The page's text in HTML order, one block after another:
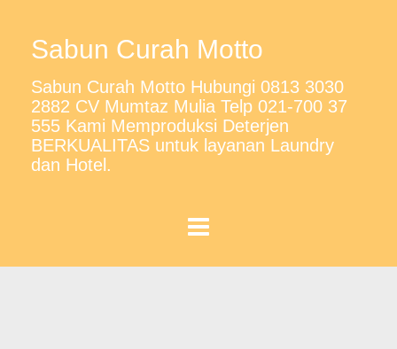
Sabun Curah Motto
Sabun Curah Motto Hubungi 0813 3030
2882 CV Mumtaz Mulia Telp 021-700 37
555 Kami Memproduksi Deterjen
BERKUALITAS untuk layanan Laundry
dan Hotel.